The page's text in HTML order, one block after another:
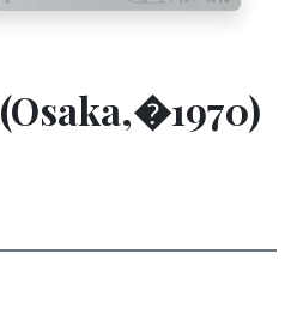
(Osaka,�1970)